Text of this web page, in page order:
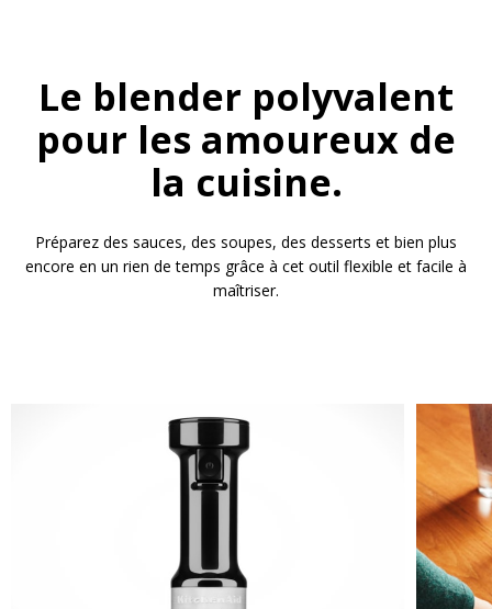
Le blender polyvalent
pour les amoureux de
la cuisine.
Préparez des sauces, des soupes, des desserts et bien plus
encore en un rien de temps grâce à cet outil flexible et facile à
maîtriser.